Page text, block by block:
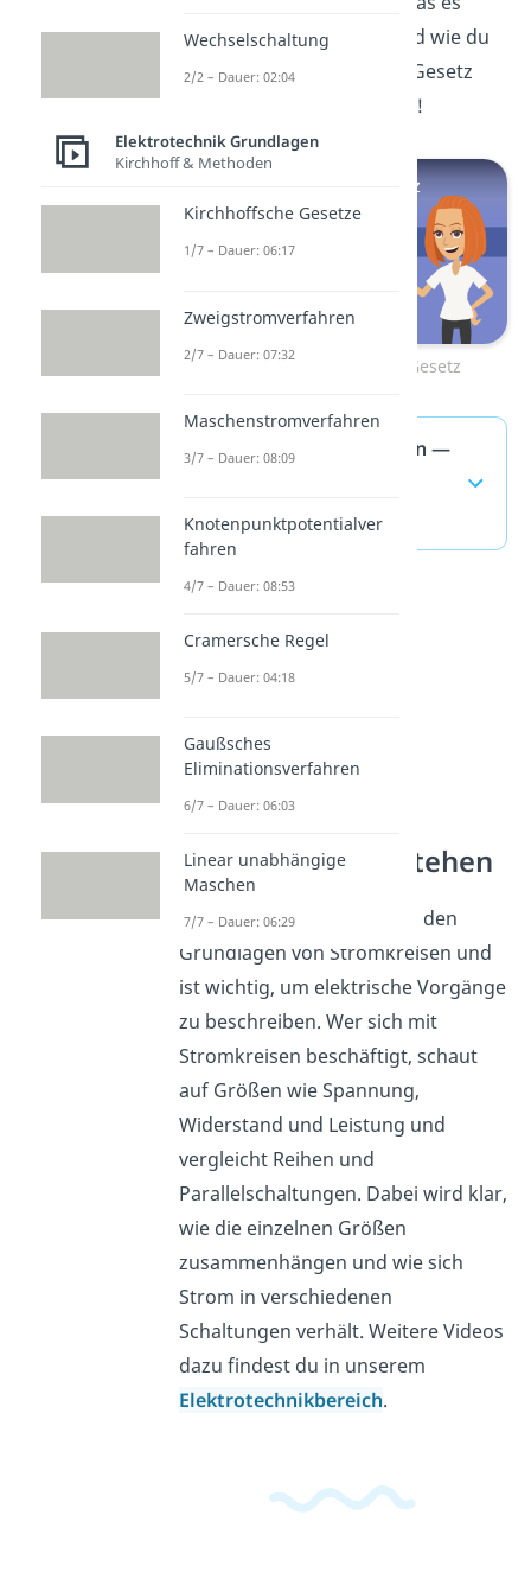
darüber zu wissen gibt und wie du
noch mit dem Ohmschen Gesetz
!
Zum Video: Ohmsches Gesetz
Stromstärke berechnen —
(ausklappen)
Stromkreise verstehen
Die Stromstärke gehört zu den
Grundlagen von Stromkreisen und
ist wichtig, um elektrische Vorgänge
zu beschreiben. Wer sich mit
Stromkreisen beschäftigt, schaut
auf Größen wie Spannung,
Widerstand und Leistung und
vergleicht Reihen und
Parallelschaltungen. Dabei wird klar,
wie die einzelnen Größen
zusammenhängen und wie sich
Strom in verschiedenen
Schaltungen verhält. Weitere Videos
dazu findest du in unserem
Elektrotechnikbereich.
Wechselschaltung
2/2 – Dauer: 02:04
Elektrotechnik Grundlagen
Kirchhoff & Methoden
Kirchhoffsche Gesetze
1/7 – Dauer: 06:17
Zweigstromverfahren
2/7 – Dauer: 07:32
Maschenstromverfahren
3/7 – Dauer: 08:09
Knotenpunktpotentialver
fahren
4/7 – Dauer: 08:53
Cramersche Regel
5/7 – Dauer: 04:18
Gaußsches
Eliminationsverfahren
6/7 – Dauer: 06:03
Linear unabhängige
Maschen
7/7 – Dauer: 06:29